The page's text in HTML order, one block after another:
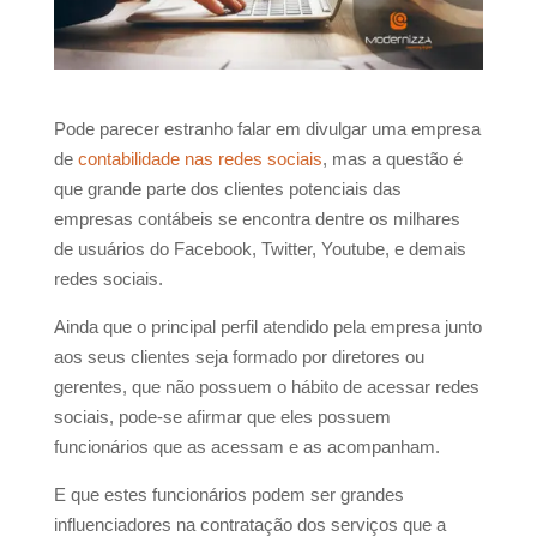
Pode parecer estranho falar em divulgar uma empresa
decontabilidade nas redes sociais, mas a questão é
que grande parte dos clientes potenciais das
empresas contábeis se encontra dentre os milhares
de usuários do Facebook, Twitter, Youtube, e demais
redes sociais.
Ainda que o principal perfil atendido pela empresa junto
aos seus clientes seja formado por diretores ou
gerentes, que não possuem o hábito de acessar redes
sociais, pode-se afirmar que eles possuem
funcionários que as acessam e as acompanham.
E que estes funcionários podem ser grandes
influenciadores na contratação dos serviços que a